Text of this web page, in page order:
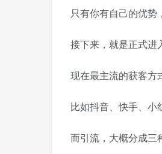
只有你有自己的优势
接下来，就是正式进
现在最主流的获客方
比如抖音、快手、小
而引流，大概分成三